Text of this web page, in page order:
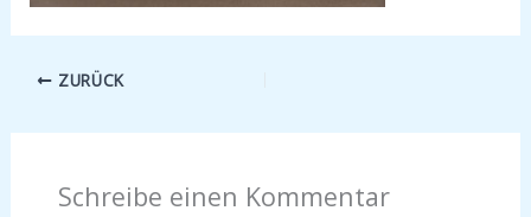
ZURÜCK
Schreibe einen Kommentar